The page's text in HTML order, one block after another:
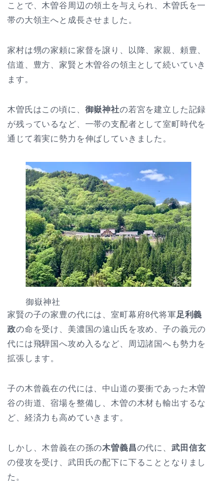
ことで、木曽谷周辺の領土を与えられ、木曽氏を一
帯の大領主へと成長させました。
家村は甥の家頼に家督を譲り、以降、家親、頼豊、
信道、豊方、家賢と木曽谷の領主として続いていき
ます。
木曽氏はこの頃に、 御嶽神社の若宮を建立した記録
が残っているなど、一帯の支配者として室町時代を
通じて着実に勢力を伸ばしていきました。
御嶽神社
家賢の子の家豊の代には、室町幕府8代将軍 足利義
政の命を受け、美濃国の遠山氏を攻め、子の義元の
代には飛騨国へ攻め入るなど、周辺諸国へも勢力を
拡張します。
子の木曾義在の代には、中山道の要衝であった木曽
谷の街道、宿場を整備し、木曽の木材も輸出するな
ど、経済力も高めていきます。
しかし、木曾義在の孫の木曽義昌の代に、 武田信玄
の侵攻を受け、武田氏の配下に下ることとなりまし
た。